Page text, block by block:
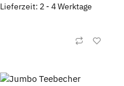
Lieferzeit: 2 - 4 Werktage